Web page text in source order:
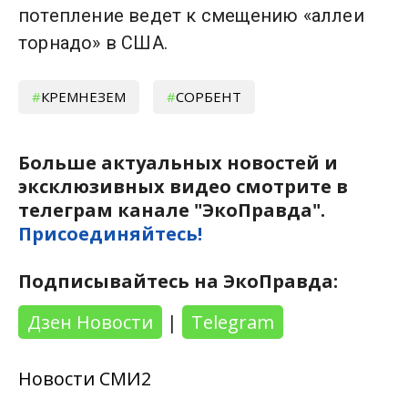
потепление ведет к смещению «аллеи
торнадо» в США.
КРЕМНЕЗЕМ СОРБЕНТ
Больше актуальных новостей и
эксклюзивных видео смотрите в
телеграм канале "ЭкоПравда".
Присоединяйтесь!
Подписывайтесь на ЭкоПравда:
Дзен Новости
| Telegram
Новости СМИ2